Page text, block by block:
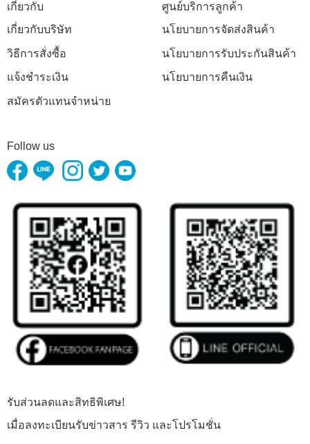
เกี่ยวกับ
เกี่ยวกับบริษัท
วิธีการสั่งซื้อ
แจ้งชำระเงิน
สมัครตัวแทนจำหน่าย
ศูนย์บริการลูกค้า
นโยบายการจัดส่งสินค้า
นโยบายการรับประกันสินค้า
นโยบายการคืนเงิน
Follow us
รับส่วนลดและสิทธิพิเศษ!
เมื่อลงทะเบียนรับข่าวสาร รีวิว และโปรโมชั่น